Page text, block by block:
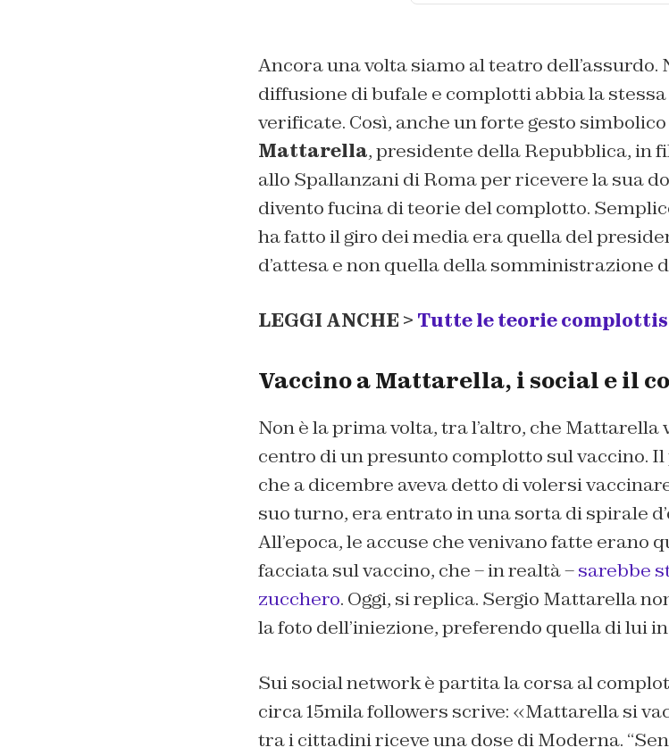
Ancora una volta siamo al teatro dell’assurdo.
diffusione di bufale e complotti abbia la
verificate. Così, anche un forte gesto
Mattarella, presidente della Repubblica, in
allo Spallanzani di Roma per ricevere la sua
divento fucina di teorie del complotto.
ha fatto il giro dei media era quella del
d’attesa e non quella della somministrazione
LEGGI ANCHE > Tutte le teorie
Vaccino a Mattarella, i social e il
Non è la prima volta, tra l’altro, che Mattarella
centro di un presunto complotto sul vaccino.
che a dicembre aveva detto di volersi
suo turno, era entrato in una sorta di spirale
All’epoca, le accuse che venivano fatte erano
facciata sul vaccino, che – in realtà –sarebbe
zucchero. Oggi, si replica. Sergio Mattarella
la foto dell’iniezione, preferendo quella di lui in
Sui social network è partita la corsa al
circa 15mila followers scrive: «Mattarella si
tra i cittadini riceve una dose di Moderna.